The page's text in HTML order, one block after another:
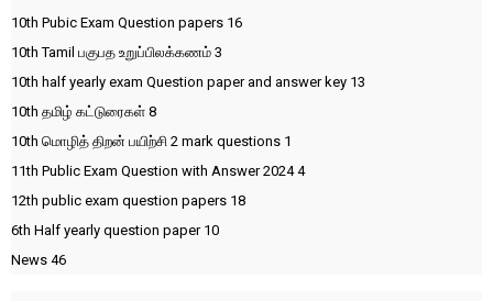
10th Pubic Exam Question papers 16
10th Tamil பகுபத உறுப்பிலக்கணம் 3
10th half yearly exam Question paper and answer key 13
10th தமிழ் கட்டுரைகள் 8
10th மொழித் திறன் பயிற்சி 2 mark questions 1
11th Public Exam Question with Answer 20244
12th public exam question papers 18
6th Half yearly question paper 10
News 46